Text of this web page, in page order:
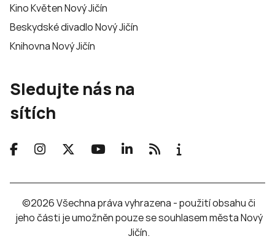
Kino Květen Nový Jičín
Beskydské divadlo Nový Jičín
Knihovna Nový Jičín
Sledujte nás na
sítích
©2026 Všechna práva vyhrazena - použití obsahu či
jeho části je umožněn pouze se souhlasem města Nový
Jičín.